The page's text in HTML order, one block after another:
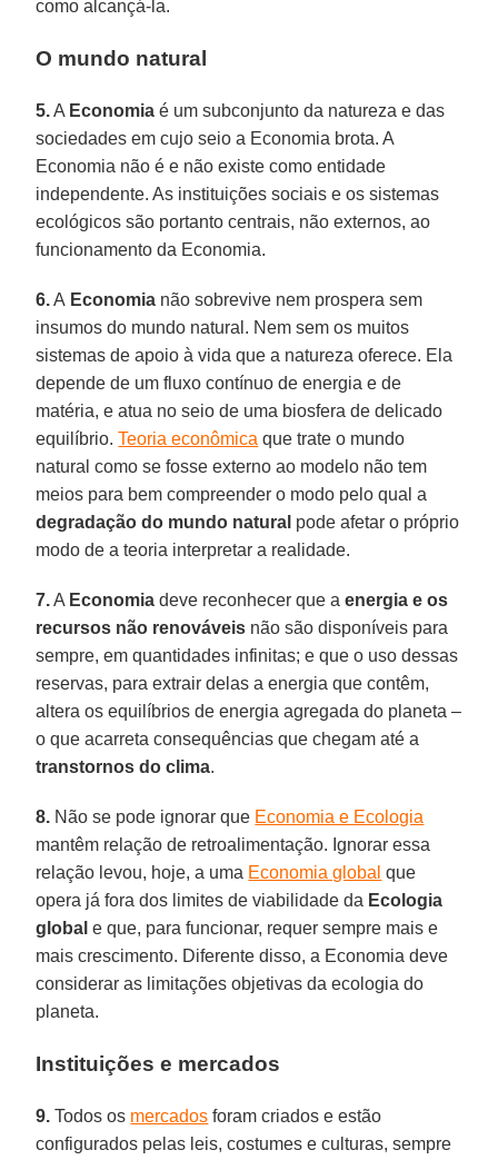
como alcançá-la.
O mundo natural
5.A Economia é um subconjunto da natureza e das
sociedades em cujo seio a Economia brota. A
Economia não é e não existe como entidade
independente. As instituições sociais e os sistemas
ecológicos são portanto centrais, não externos, ao
funcionamento da Economia.
6.A Economia não sobrevive nem prospera sem
insumos do mundo natural. Nem sem os muitos
sistemas de apoio à vida que a natureza oferece. Ela
depende de um fluxo contínuo de energia e de
matéria, e atua no seio de uma biosfera de delicado
equilíbrio.Teoria econômica que trate o mundo
natural como se fosse externo ao modelo não tem
meios para bem compreender o modo pelo qual a
degradação do mundo natural pode afetar o próprio
modo de a teoria interpretar a realidade.
7.A Economia deve reconhecer que aenergia e os
recursos não renováveis não são disponíveis para
sempre, em quantidades infinitas; e que o uso dessas
reservas, para extrair delas a energia que contêm,
altera os equilíbrios de energia agregada do planeta –
o que acarreta consequências que chegam até a
transtornos do clima.
8. Não se pode ignorar que Economia e Ecologia
mantêm relação de retroalimentação. Ignorar essa
relação levou, hoje, a uma Economia global que
opera já fora dos limites de viabilidade da Ecologia
global e que, para funcionar, requer sempre mais e
mais crescimento. Diferente disso, a Economia deve
considerar as limitações objetivas da ecologia do
planeta.
Instituições e mercados
9. Todos os mercados foram criados e estão
configurados pelas leis, costumes e culturas, sempre